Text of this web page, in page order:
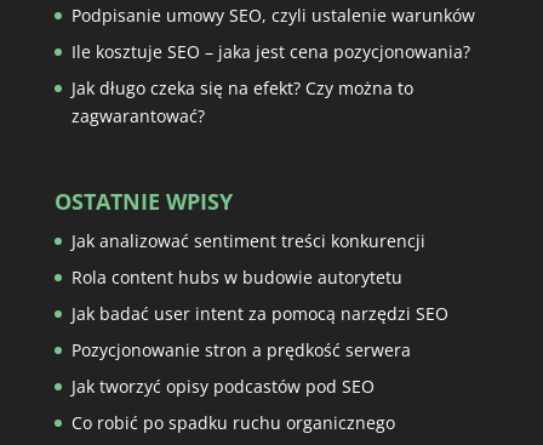
Podpisanie umowy SEO, czyli ustalenie warunków
Ile kosztuje SEO – jaka jest cena pozycjonowania?
Jak długo czeka się na efekt? Czy można to
zagwarantować?
OSTATNIE WPISY
Jak analizować sentiment treści konkurencji
Rola content hubs w budowie autorytetu
Jak badać user intent za pomocą narzędzi SEO
Pozycjonowanie stron a prędkość serwera
Jak tworzyć opisy podcastów pod SEO
Co robić po spadku ruchu organicznego